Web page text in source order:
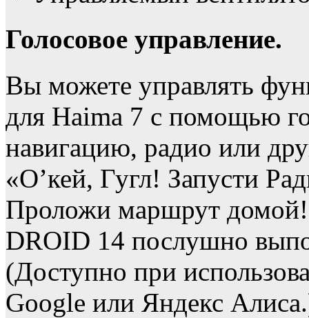
Голосовое управление.
Вы можете управлять
для Haima 7 с помощью
навигацию, радио или
«О’кей, Гугл! Запусти
Проложи маршрут
DROID 14 послушно
(Доступно при
Google или Яндекс